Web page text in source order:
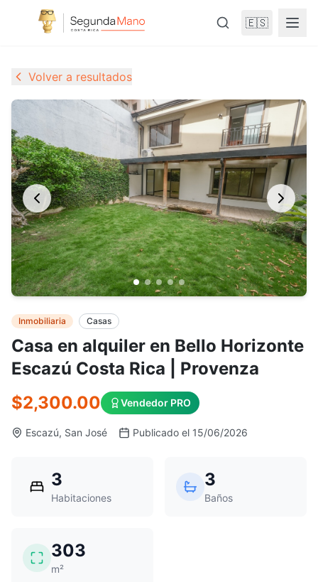
🇪🇸
Volver a resultados
Casa en alquiler en Bello Horizonte
Escazú Costa Rica | Provenza
Inmobiliaria Casas
$2,300.00 Vendedor PRO
Escazú, San José Publicado el 15/06/2026
3
Habitaciones
3
Baños
303
m²